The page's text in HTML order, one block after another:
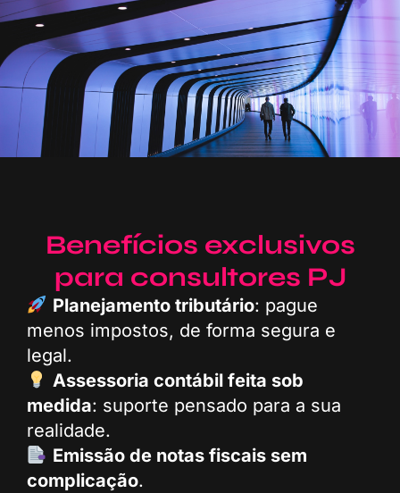
Benefícios exclusivos
para consultores PJ
Planejamento tributário: pague
menos impostos, de forma segura e
legal.
Assessoria contábil feita sob
medida: suporte pensado para a sua
realidade.
Emissão de notas fiscais sem
complicação.